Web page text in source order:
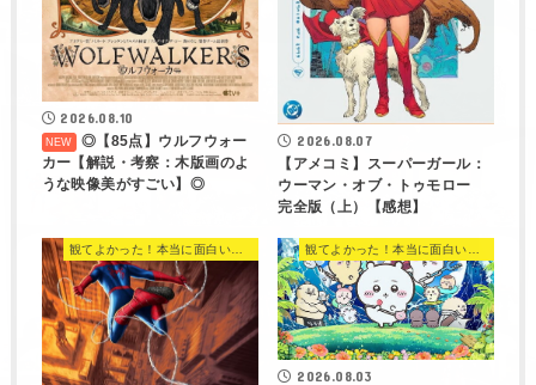
2026.08.10
◎【85点】ウルフウォー
カー【解説・考察：木版画のよ
うな映像美がすごい】◎
2026.08.07
【アメコミ】スーパーガール：
ウーマン・オブ・トゥモロー
完全版（上）【感想】
2026.08.03